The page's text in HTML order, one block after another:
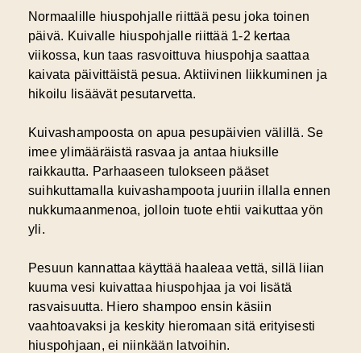
Normaalille hiuspohjalle riittää pesu joka toinen
päivä. Kuivalle hiuspohjalle riittää 1-2 kertaa
viikossa, kun taas rasvoittuva hiuspohja saattaa
kaivata päivittäistä pesua. Aktiivinen liikkuminen ja
hikoilu lisäävät pesutarvetta.
Kuivashampoosta on apua pesupäivien välillä. Se
imee ylimääräistä rasvaa ja antaa hiuksille
raikkautta. Parhaaseen tulokseen pääset
suihkuttamalla kuivashampoota juuriin illalla ennen
nukkumaanmenoa, jolloin tuote ehtii vaikuttaa yön
yli.
Pesuun kannattaa käyttää haaleaa vettä, sillä liian
kuuma vesi kuivattaa hiuspohjaa ja voi lisätä
rasvaisuutta. Hiero shampoo ensin käsiin
vaahtoavaksi ja keskity hieromaan sitä erityisesti
hiuspohjaan, ei niinkään latvoihin.